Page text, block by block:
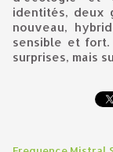
identités, deux
nouveau,
sensible et
surprises, mais